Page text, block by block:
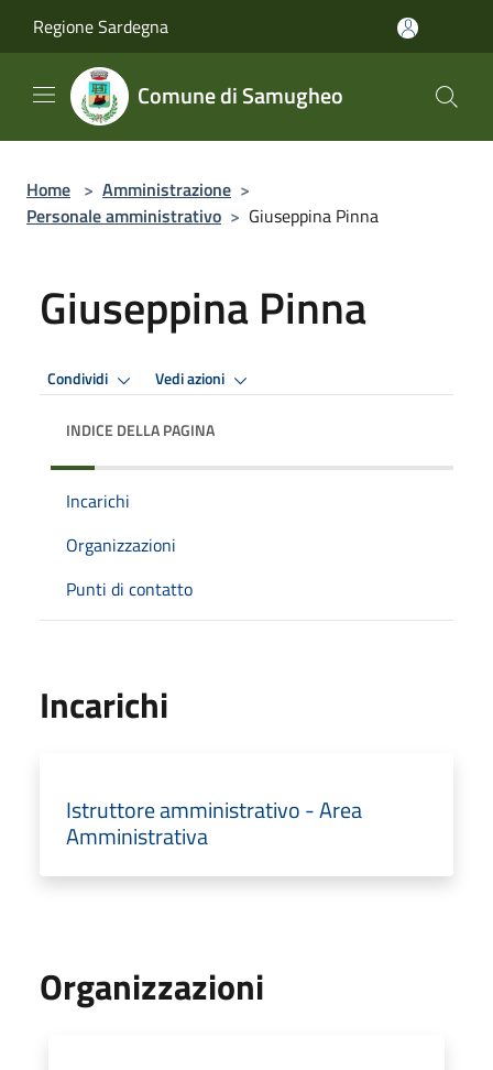
Regione Sardegna
Comune di Samugheo
Home > Amministrazione >
Personale amministrativo > Giuseppina Pinna
Giuseppina Pinna
Condividi Vedi azioni
INDICE DELLA PAGINA
Incarichi
Organizzazioni
Punti di contatto
Incarichi
Istruttore amministrativo - Area
Amministrativa
Organizzazioni